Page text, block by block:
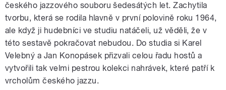
českého jazzového souboru šedesátých let. Zachytila
tvorbu, která se rodila hlavně v první polovině roku 1964,
ale když ji hudebníci ve studiu natáčeli, už věděli, že v
této sestavě pokračovat nebudou. Do studia si Karel
Velebný a Jan Konopásek přizvali celou řadu hostů a
vytvořili tak velmi pestrou kolekci nahrávek, které patří k
vrcholům českého jazzu.